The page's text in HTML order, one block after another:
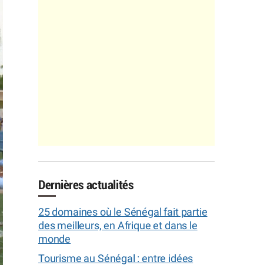
Dernières actualités
25 domaines où le Sénégal fait partie
des meilleurs, en Afrique et dans le
monde
Tourisme au Sénégal : entre idées